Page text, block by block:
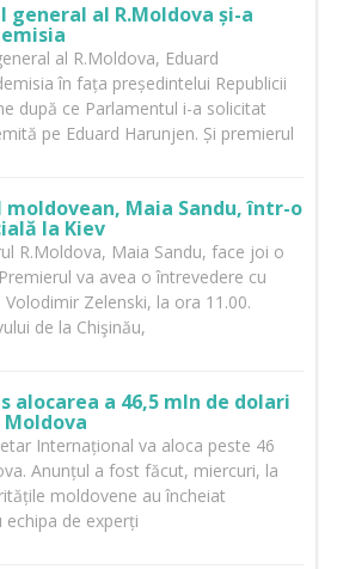
general al R.Moldova și-a
al R.Moldova, Eduard
în fața președintelui Republicii
după ce Parlamentul i-a solicitat
pe Eduard Harunjen. Și premierul
moldovean, Maia Sandu, într-o
la Kiev
R.Moldova, Maia Sandu, face joi o
va avea o întrevedere cu
Zelenski, la ora 11.00.
de la Chişinău,
alocarea a 46,5 mln de dolari
Internațional va aloca peste 46
Anunțul a fost făcut, miercuri, la
moldovene au încheiat
de experți